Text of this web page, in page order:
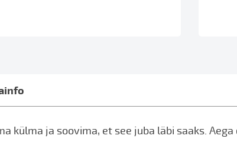
külma ja soovima, et see juba läbi saaks.